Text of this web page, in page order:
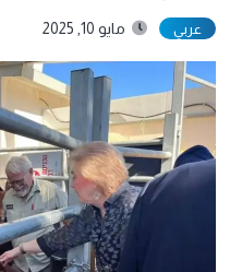
عربي مايو 10, 2025